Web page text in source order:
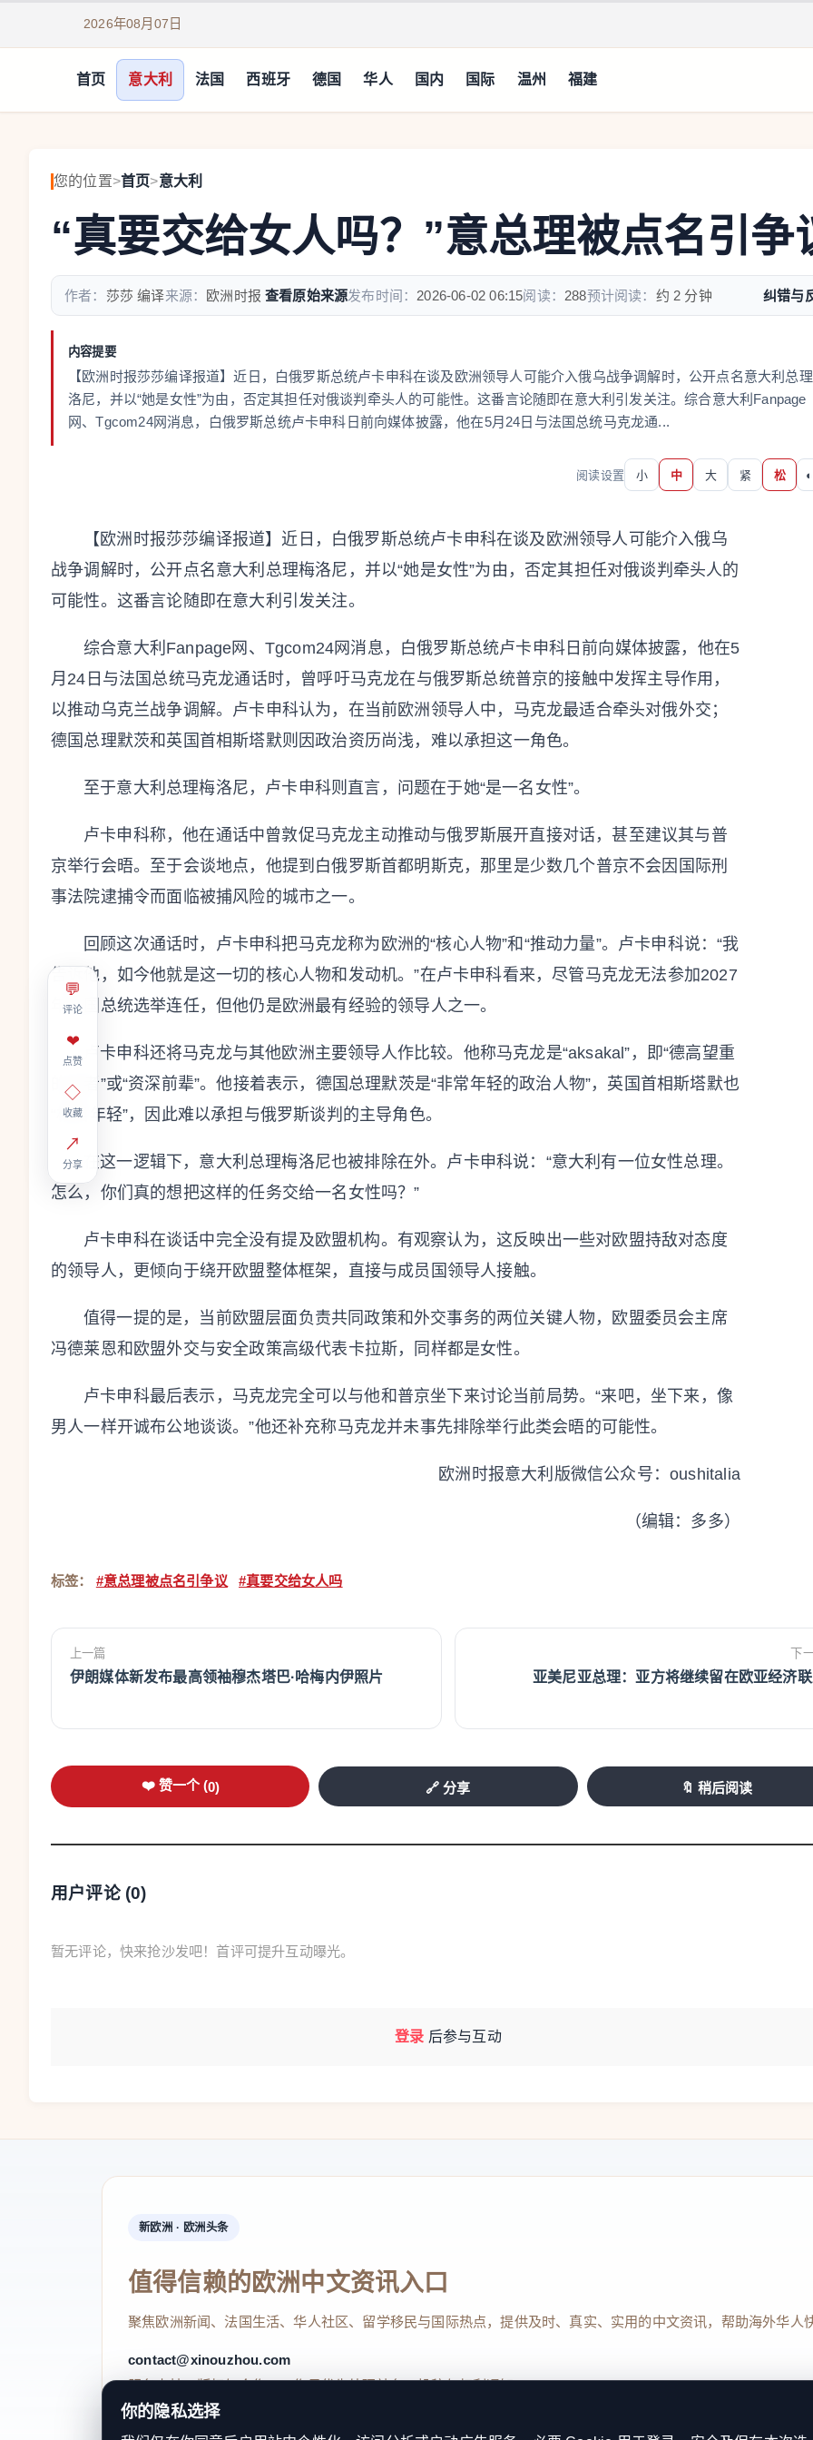
2026年08月07日
首页 意大利 法国 西班牙 德国 华人 国内 国际 温州 福建
您的位置>首页>意大利
“真要交给女人吗？”意总理被点名引争
作者： 莎莎 编译来源： 欧洲时报 查看原始来源发布时间： 2026-06-02 06:15阅读： 288预计阅读： 约 2 分钟 纠错与
内容提要
【欧洲时报莎莎编译报道】近日，白俄罗斯总统卢卡申科在谈及欧洲领导人可能介入俄乌战争调解时，公开点名意大利总
洛尼，并以“她是女性”为由，否定其担任对俄谈判牵头人的可能性。这番言论随即在意大利引发关注。综合意大利Fanpage
网、Tgcom24网消息，白俄罗斯总统卢卡申科日前向媒体披露，他在5月24日与法国总统马克龙通...
阅读设置 小 中 大 紧 松 ◐
💬
评论
❤
点赞
◇
收藏
↗
分享
【欧洲时报莎莎编译报道】近日，白俄罗斯总统卢卡申科在谈及欧洲领导人可能介入俄乌
战争调解时，公开点名意大利总理梅洛尼，并以“她是女性”为由，否定其担任对俄谈判牵头人的
可能性。这番言论随即在意大利引发关注。
综合意大利Fanpage网、Tgcom24网消息，白俄罗斯总统卢卡申科日前向媒体披露，他在5
月24日与法国总统马克龙通话时，曾呼吁马克龙在与俄罗斯总统普京的接触中发挥主导作用，
以推动乌克兰战争调解。卢卡申科认为，在当前欧洲领导人中，马克龙最适合牵头对俄外交；
德国总理默茨和英国首相斯塔默则因政治资历尚浅，难以承担这一角色。
至于意大利总理梅洛尼，卢卡申科则直言，问题在于她“是一名女性”。
卢卡申科称，他在通话中曾敦促马克龙主动推动与俄罗斯展开直接对话，甚至建议其与普
京举行会晤。至于会谈地点，他提到白俄罗斯首都明斯克，那里是少数几个普京不会因国际刑
事法院逮捕令而面临被捕风险的城市之一。
回顾这次通话时，卢卡申科把马克龙称为欧洲的“核心人物”和“推动力量”。卢卡申科说：“我
告诉他，如今他就是这一切的核心人物和发动机。”在卢卡申科看来，尽管马克龙无法参加2027
年法国总统选举连任，但他仍是欧洲最有经验的领导人之一。
卢卡申科还将马克龙与其他欧洲主要领导人作比较。他称马克龙是“aksakal”，即“德高望重
的长者”或“资深前辈”。他接着表示，德国总理默茨是“非常年轻的政治人物”，英国首相斯塔默也
“相当年轻”，因此难以承担与俄罗斯谈判的主导角色。
在这一逻辑下，意大利总理梅洛尼也被排除在外。卢卡申科说：“意大利有一位女性总理。
怎么，你们真的想把这样的任务交给一名女性吗？”
卢卡申科在谈话中完全没有提及欧盟机构。有观察认为，这反映出一些对欧盟持敌对态度
的领导人，更倾向于绕开欧盟整体框架，直接与成员国领导人接触。
值得一提的是，当前欧盟层面负责共同政策和外交事务的两位关键人物，欧盟委员会主席
冯德莱恩和欧盟外交与安全政策高级代表卡拉斯，同样都是女性。
卢卡申科最后表示，马克龙完全可以与他和普京坐下来讨论当前局势。“来吧，坐下来，像
男人一样开诚布公地谈谈。”他还补充称马克龙并未事先排除举行此类会晤的可能性。
欧洲时报意大利版微信公众号：oushitalia
（编辑：多多）
标签： #意总理被点名引争议 #真要交给女人吗
上一篇
伊朗媒体新发布最高领袖穆杰塔巴·哈梅内伊照片
下
亚美尼亚总理：亚方将继续留在欧亚经济
❤️ 赞一个 (0) 🔗 分享 🔖 稍后阅读
用户评论 (0)
暂无评论，快来抢沙发吧！首评可提升互动曝光。
登录 后参与互动
新欧洲 · 欧洲头条
值得信赖的欧洲中文资讯入口
聚焦欧洲新闻、法国生活、华人社区、留学移民与国际热点，提供及时、真实、实用的中文资讯，帮助海外华人
contact@xinouzhou.com
服务支持、版权与合作：工作日优先处理站务、投稿与权利通知
你的隐私选择